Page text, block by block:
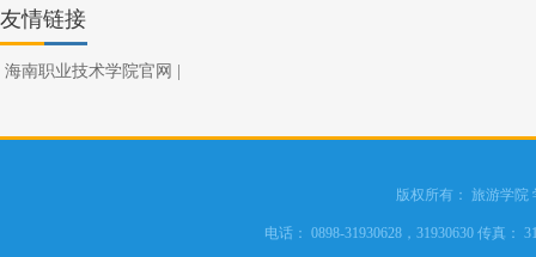
友情链接
海南职业技术学院官网
版权所有： 旅游学院
电话： 0898-31930628，31930630 传真：